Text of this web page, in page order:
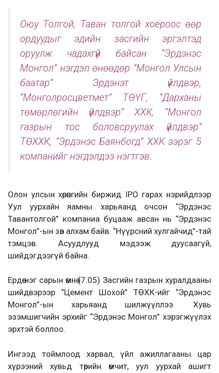
Оюу Толгой, Таван толгой хоёроос өөр
ордуудыг эдийн засгийн эргэлтэд
оруулж чадахгүй байсан “Эрдэнэс
Монгол” нэгдэл өнөөдөр “Монгол Улсын
баатар” Эрдэнэт үйлдвэр,
“Монголросцветмет” ТӨҮГ, “Дарханы
төмөрлөгийн үйлдвэр” ХХК, “Монгол
газрын тос боловсруулах үйлдвэр”
ТӨХХК, “Эрдэнэс Баянбогд” ХХК зэрэг 5
компанийг нэгдэлдээ нэгтгэв.
Олон улсын хөрөнгийн биржид IPO гарах нэрийдлээр
Уул уурхайн яамны харьяанд очсон “Эрдэнэс
Тавантолгой” компаниа буцааж авсан нь “Эрдэнэс
Монгол”-ын зөв алхам байв. “Нүүрсний хулгайчид”-тай
тэмцэв. Асуудлууд мэдээж дуусаагүй,
шийдэгдээгүй байна.
Ердөө нэг сарын өмнө (7.05) Засгийн газрын хуралдааны
шийдвэрээр “Цемент Шохой” ТӨХК-ийг “Эрдэнэс
Монгол”-ын харьяанд шилжүүллээ. Хувь
эзэмшигчийн эрхийг “Эрдэнэс Монгол” хэрэгжүүлэх
эрхтэй боллоо.
Ингээд тоймлоод харвал, үйл ажиллагааны цар
хүрээний хувьд төрийн өмчит, уул уурхай ашигт